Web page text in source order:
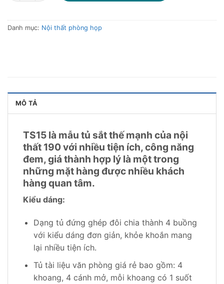
Danh mục: Nội thất phòng họp
MÔ TẢ
TS15 là mẫu tủ sắt thế mạnh của nội
thất 190 với nhiều tiện ích, công năng
đem, giá thành hợp lý là một trong
những mặt hàng được nhiều khách
hàng quan tâm.
Kiểu dáng:
Dạng tủ đứng ghép đôi chia thành 4 buồng
với kiểu dáng đơn giản, khỏe khoắn mang
lại nhiều tiện ích.
Tủ tài liệu văn phòng giá rẻ bao gồm: 4
khoang, 4 cánh mở, mỗi khoang có 1 suốt